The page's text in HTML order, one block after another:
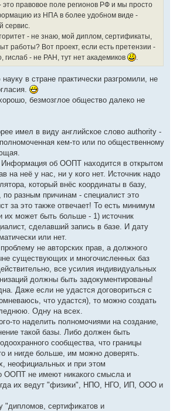
правовое поле регионов РФ и мы просто
из НПА в более удобном виде -
сервис.
- не знаю, мой диплом, сертификаты,
работы? Вот проект, если есть претензии -
- не РАН, тут нет академиков
.
в стране практически разгромили, не
безмозглое общество далеко не
имел в виду английское слово authority -
кем-то или по общественному
об ООПТ находится в открытом
на неё у нас, ни у кого нет. Источник надо
который внёс координаты в базу,
по разным причинам - специалист это
за это также отвечает! То есть минимум
их может быть больше - 1) источник
сделавший запись в базе. И дату
или нет.
не авторских прав, а должного
существующих и многочисленных баз
все усилия индивидуальных
должны быть задокументированы!
Даже если не удастся договориться с
что удастся), то можно создать
Одну на всех.
то наделить полномочиями на создание,
такой базы. Либо должен быть
сообщества, что границы
и нигде больше, им можно доверять.
неофициальных и при этом
ООПТ не имеют никакого смысла и
их ведут "физики", НПО, НГО, ИП, ООО и
"дипломов, сертификатов и